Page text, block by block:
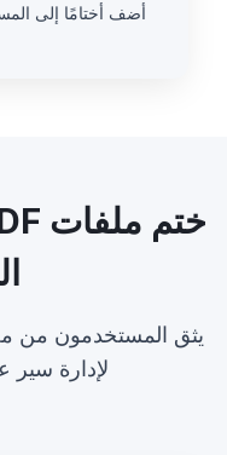
أضف أختامًا إلى
لإدارة سير